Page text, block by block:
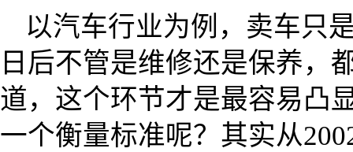
以汽车行业为例，卖车只
日后不管是维修还是保养，
道，这个环节才是最容易凸
一个衡量标准呢？其实从